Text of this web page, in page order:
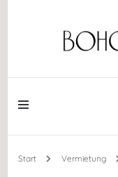
Start Vermietung